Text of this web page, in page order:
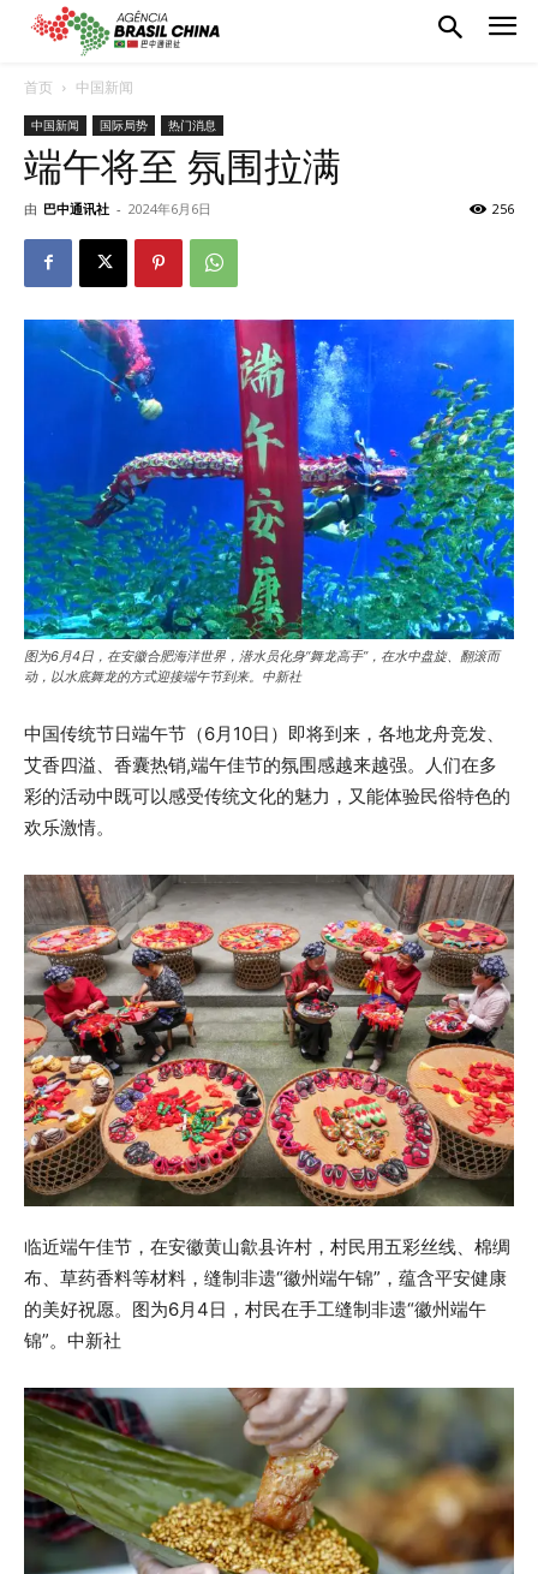
首页 中国新闻
中国新闻 国际局势 热门消息
端午将至 氛围拉满
由 巴中通讯社 - 2024年6月6日 256
图为6月4日，在安徽合肥海洋世界，潜水员化身“舞龙高手”，在水中盘旋、翻滚而
动，以水底舞龙的方式迎接端午节到来。中新社
中国传统节日端午节（6月10日）即将到来，各地龙舟竞发、
艾香四溢、香囊热销,端午佳节的氛围感越来越强。人们在多
彩的活动中既可以感受传统文化的魅力，又能体验民俗特色的
欢乐激情。
临近端午佳节，在安徽黄山歙县许村，村民用五彩丝线、棉绸
布、草药香料等材料，缝制非遗“徽州端午锦”，蕴含平安健康
的美好祝愿。图为6月4日，村民在手工缝制非遗“徽州端午
锦”。中新社